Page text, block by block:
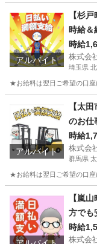
倉庫
アルバイト
【杉
時給
時給
株式会
埼玉県
★お給料は翌日ご希望の口
倉庫
アルバイト
【太
のお仕
時給
株式会
群馬県
★お給料は翌日ご希望の口
倉庫
【嵐
方でも
時給
株式会